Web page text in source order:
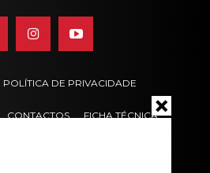
POLÍTICA DE PRIVACIDADE
CONTACTOS FICHA TÉCNICA